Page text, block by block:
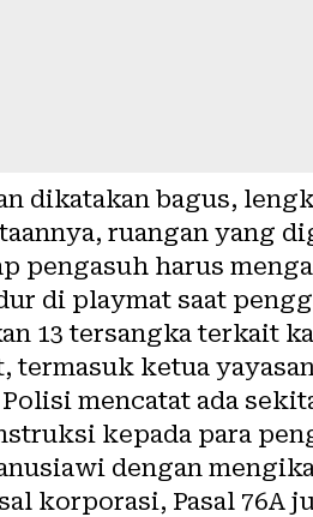
dikatakan bagus,
ruangan yang
pengasuh harus
di playmat saat
13 tersangka terkait
termasuk ketua
mencatat ada
kepada para
dengan
korporasi, Pasal 76A